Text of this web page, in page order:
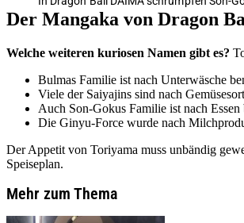
Der Mangaka von Dragon
Welche weiteren kuriosen Namen gibt es?
Bulmas Familie ist nach Unterwäsche
Viele der Saiyajins sind nach
Auch Son-Gokus Familie ist nach
Die Ginyu-Force wurde nach
Der Appetit von Toriyama muss unbändig
Speiseplan.
Mehr zum Thema